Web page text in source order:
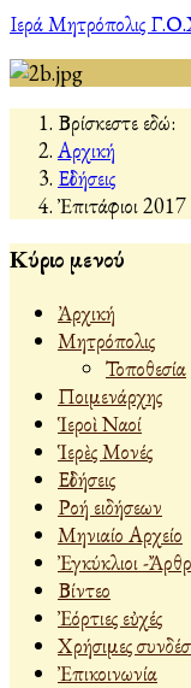
Ιερά Μητρόπολις
Βρίσκεστε εδώ:
Αρχική
Εἰδήσεις
Ἐπιτάφιοι 2017
Κύριο μενού
Ἀρχική
Μητρόπολις
Τοποθεσία
Ποιμενάρχης
Ἱεροὶ Ναοί
Ἱερὲς Μονές
Εἰδήσεις
Ροή ειδήσεων
Μηνιαίο Αρχείο
Ἐγκύκλιοι -
Βίντεο
Ἐόρτιες εὐχές
Χρήσιμες
Ἐπικοινωνία